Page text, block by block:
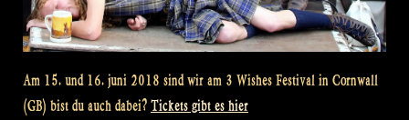
Am 15. und 16. juni 2018 sind wir am 3 Wishes Festival in Cornwall
(GB) bist du auch dabei? Tickets gibt es hier